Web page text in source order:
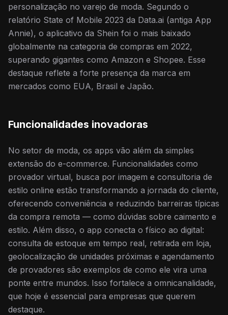
personalização no varejo de moda. Segundo o
relatório State of Mobile 2023 da Data.ai (antiga App
Annie), o aplicativo da Shein foi o mais baixado
globalmente na categoria de compras em 2022,
superando gigantes como Amazon e Shopee. Esse
destaque reflete a forte presença da marca em
mercados como EUA, Brasil e Japão.
Funcionalidades inovadoras
No setor de moda, os apps vão além da simples
extensão do e-commerce. Funcionalidades como
provador virtual, busca por imagem e consultoria de
estilo online estão transformando a jornada do cliente,
oferecendo conveniência e reduzindo barreiras típicas
da compra remota — como dúvidas sobre caimento e
estilo. Além disso, o app conecta o físico ao digital:
consulta de estoque em tempo real, retirada em loja,
geolocalização de unidades próximas e agendamento
de provadores são exemplos de como ele vira uma
ponte entre mundos. Isso fortalece a omnicanalidade,
que hoje é essencial para empresas que querem
destaque.